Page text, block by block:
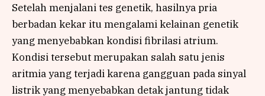
Setelah menjalani tes genetik, hasilnya pria
berbadan kekar itu mengalami kelainan genetik
yang menyebabkan kondisi fibrilasi atrium.
Kondisi tersebut merupakan salah satu jenis
aritmia yang terjadi karena gangguan pada sinyal
listrik yang menyebabkan detak jantung tidak